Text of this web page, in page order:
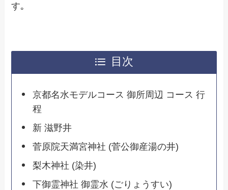
す｡
目次
京都名水モデルコース 御所周辺 コース 行
程
新 滋野井
菅原院天満宮神社 (菅公御産湯の井)
梨木神社 (染井)
下御霊神社 御霊水 (ごりょうすい)